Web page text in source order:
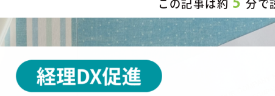
この記事は約 分で